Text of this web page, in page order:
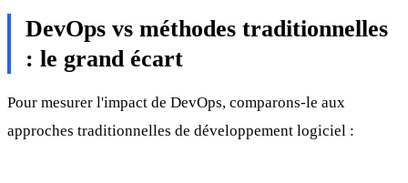
DevOps vs méthodes traditionnelles
: le grand écart
Pour mesurer l'impact de DevOps, comparons-le aux
approches traditionnelles de développement logiciel :